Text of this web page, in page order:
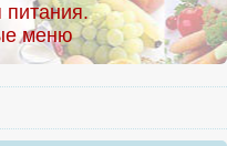
питания.
меню